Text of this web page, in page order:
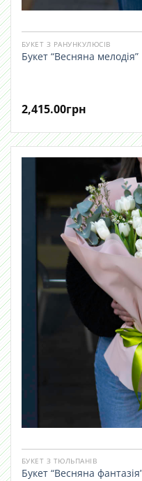
БУКЕТ З РАНУНКУЛЮСІВ
Букет “Весняна мелодія”
2,415.00грн
БУКЕТ З ТЮЛЬПАНІВ
Букет “Весняна